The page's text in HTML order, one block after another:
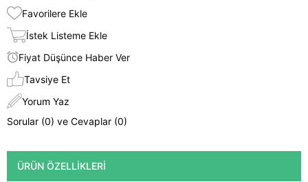
Favorilere Ekle
İstek Listeme Ekle
Fiyat Düşünce Haber Ver
Tavsiye Et
Yorum Yaz
Sorular (0) ve Cevaplar (0)
ÜRÜN ÖZELLIKLERI